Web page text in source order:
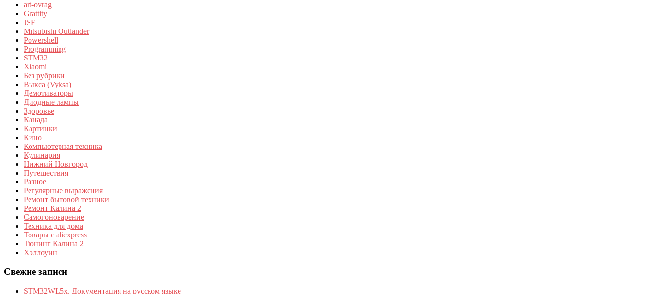
art-ovrag
Grattity
JSF
Mitsubishi Outlander
Powershell
Programming
STM32
Xiaomi
Без рубрики
Выкса (Vyksa)
Демотиваторы
Диодные лампы
Здоровье
Канада
Картинки
Кино
Компьютерная техника
Кулинария
Нижний Новгород
Путешествия
Разное
Регулярные выражения
Ремонт бытовой техники
Ремонт Калина 2
Самогоноварение
Техника для дома
Товары с aliexpress
Тюнинг Калина 2
Хэллоуин
Свежие записи
STM32WL5x. Документация на русском языке